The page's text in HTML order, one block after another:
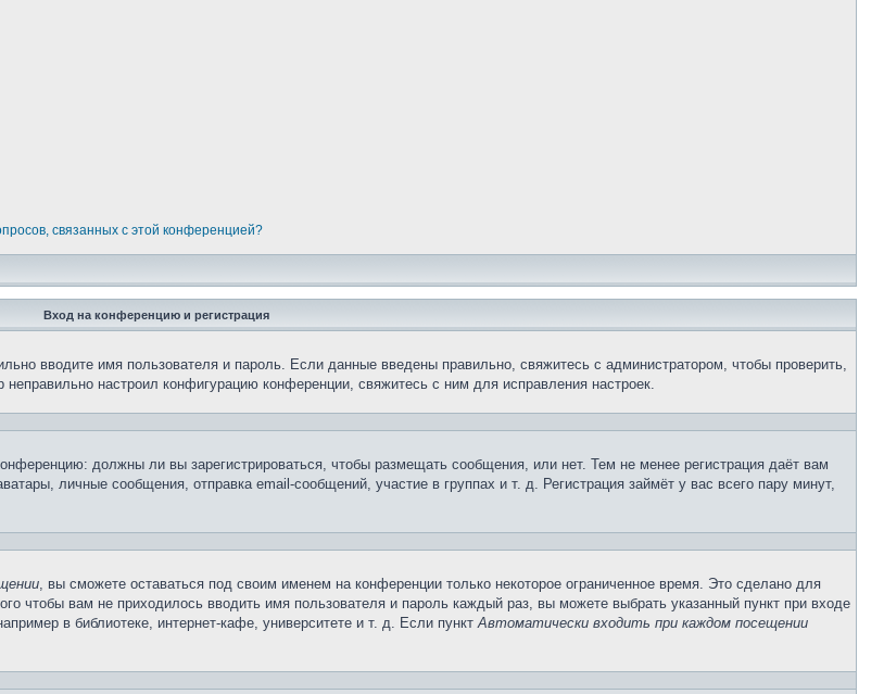
связанных с этой конференцией?
Вход на конференцию и регистрация
вводите имя пользователя и пароль. Если данные введены правильно, свяжитесь с администратором, чтобы проверить,
настроил конфигурацию конференции, свяжитесь с ним для исправления настроек.
должны ли вы зарегистрироваться, чтобы размещать сообщения, или нет. Тем не менее регистрация даёт вам
личные сообщения, отправка email-сообщений, участие в группах и т. д. Регистрация займёт у вас всего пару минут,
, вы сможете оставаться под своим именем на конференции только некоторое ограниченное время. Это сделано для
чтобы вам не приходилось вводить имя пользователя и пароль каждый раз, вы можете выбрать указанный пункт при входе
в библиотеке, интернет-кафе, университете и т. д. Если пунктАвтоматически входить при каждом посещении